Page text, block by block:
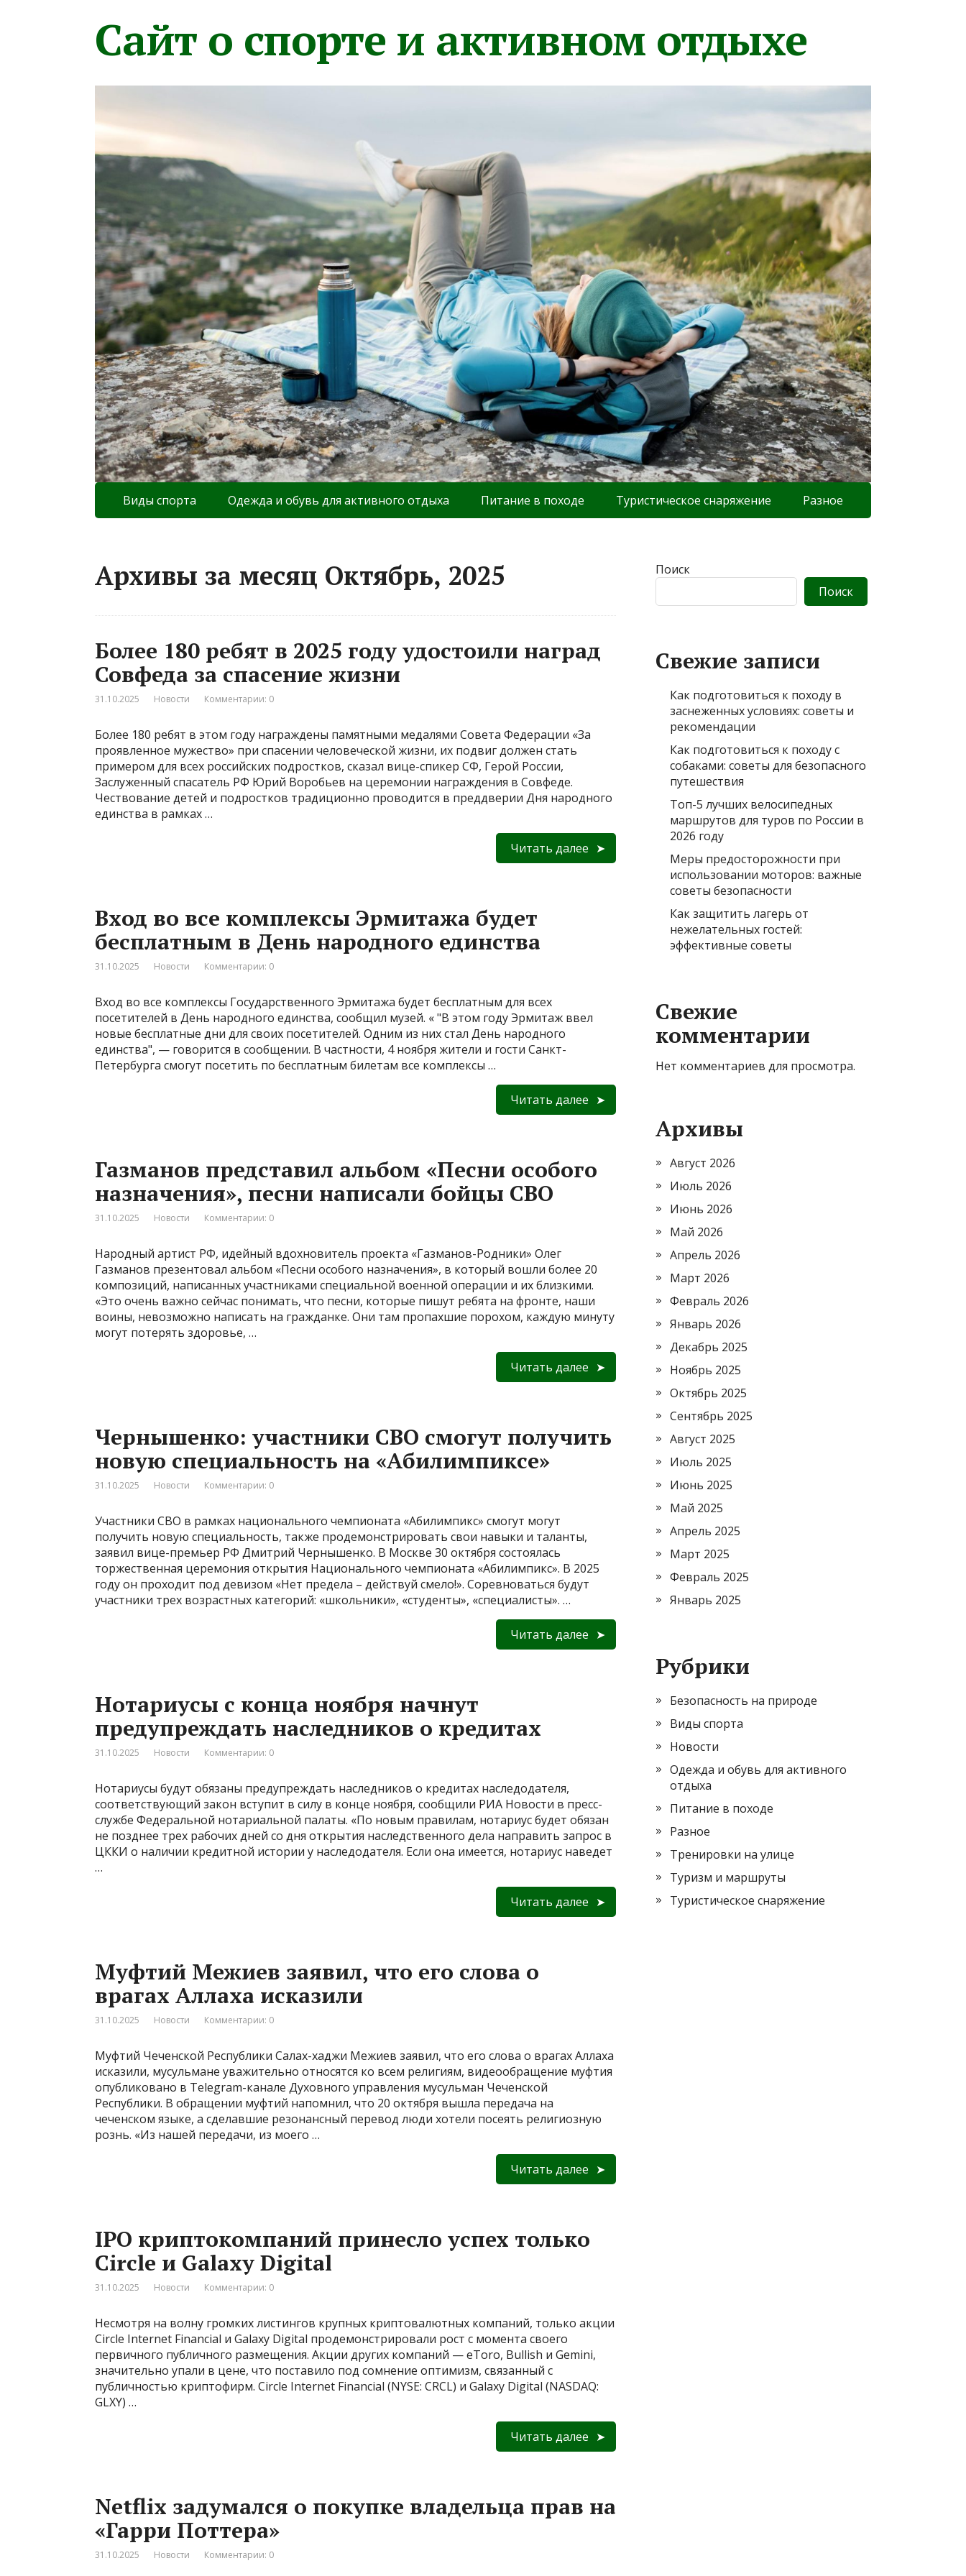
Сайт о спорте и активном отдыхе
Виды спорта Одежда и обувь для активного отдыха Питание в походе Туристическое снаряжение Разное
Архивы за месяц Октябрь, 2025
Более 180 ребят в 2025 году удостоили наград
Совфеда за спасение жизни
31.10.2025 Новости Комментарии: 0
Более 180 ребят в этом году награждены памятными медалями Совета Федерации «За
проявленное мужество» при спасении человеческой жизни, их подвиг должен стать
примером для всех российских подростков, сказал вице-спикер СФ, Герой России,
Заслуженный спасатель РФ Юрий Воробьев на церемонии награждения в Совфеде.
Чествование детей и подростков традиционно проводится в преддверии Дня народного
единства в рамках …
Читать далее
Вход во все комплексы Эрмитажа будет
бесплатным в День народного единства
31.10.2025 Новости Комментарии: 0
Вход во все комплексы Государственного Эрмитажа будет бесплатным для всех
посетителей в День народного единства, сообщил музей. « "В этом году Эрмитаж ввел
новые бесплатные дни для своих посетителей. Одним из них стал День народного
единства", — говорится в сообщении. В частности, 4 ноября жители и гости Санкт-
Петербурга смогут посетить по бесплатным билетам все комплексы …
Читать далее
Газманов представил альбом «Песни особого
назначения», песни написали бойцы СВО
31.10.2025 Новости Комментарии: 0
Народный артист РФ, идейный вдохновитель проекта «Газманов-Родники» Олег
Газманов презентовал альбом «Песни особого назначения», в который вошли более 20
композиций, написанных участниками специальной военной операции и их близкими.
«Это очень важно сейчас понимать, что песни, которые пишут ребята на фронте, наши
воины, невозможно написать на гражданке. Они там пропахшие порохом, каждую минуту
могут потерять здоровье, …
Читать далее
Чернышенко: участники СВО смогут получить
новую специальность на «Абилимпиксе»
31.10.2025 Новости Комментарии: 0
Участники СВО в рамках национального чемпионата «Абилимпикс» смогут могут
получить новую специальность, также продемонстрировать свои навыки и таланты,
заявил вице-премьер РФ Дмитрий Чернышенко. В Москве 30 октября состоялась
торжественная церемония открытия Национального чемпионата «Абилимпикс». В 2025
году он проходит под девизом «Нет предела – действуй смело!». Соревноваться будут
участники трех возрастных категорий: «школьники», «студенты», «специалисты». …
Читать далее
Нотариусы с конца ноября начнут
предупреждать наследников о кредитах
31.10.2025 Новости Комментарии: 0
Нотариусы будут обязаны предупреждать наследников о кредитах наследодателя,
соответствующий закон вступит в силу в конце ноября, сообщили РИА Новости в пресс-
службе Федеральной нотариальной палаты. «По новым правилам, нотариус будет обязан
не позднее трех рабочих дней со дня открытия наследственного дела направить запрос в
ЦККИ о наличии кредитной истории у наследодателя. Если она имеется, нотариус наведет
…
Читать далее
Муфтий Межиев заявил, что его слова о
врагах Аллаха исказили
31.10.2025 Новости Комментарии: 0
Муфтий Чеченской Республики Салах-хаджи Межиев заявил, что его слова о врагах Аллаха
исказили, мусульмане уважительно относятся ко всем религиям, видеообращение муфтия
опубликовано в Telegram-канале Духовного управления мусульман Чеченской
Республики. В обращении муфтий напомнил, что 20 октября вышла передача на
чеченском языке, а сделавшие резонансный перевод люди хотели посеять религиозную
рознь. «Из нашей передачи, из моего …
Читать далее
IPO криптокомпаний принесло успех только
Circle и Galaxy Digital
31.10.2025 Новости Комментарии: 0
Несмотря на волну громких листингов крупных криптовалютных компаний, только акции
Circle Internet Financial и Galaxy Digital продемонстрировали рост с момента своего
первичного публичного размещения. Акции других компаний — eToro, Bullish и Gemini,
значительно упали в цене, что поставило под сомнение оптимизм, связанный с
публичностью криптофирм. Circle Internet Financial (NYSE: CRCL) и Galaxy Digital (NASDAQ:
GLXY) …
Читать далее
Netflix задумался о покупке владельца прав на
«Гарри Поттера»
31.10.2025 Новости Комментарии: 0
Поиск
Поиск
Свежие записи
Как подготовиться к походу в
заснеженных условиях: советы и
рекомендации
Как подготовиться к походу с
собаками: советы для безопасного
путешествия
Топ-5 лучших велосипедных
маршрутов для туров по России в
2026 году
Меры предосторожности при
использовании моторов: важные
советы безопасности
Как защитить лагерь от
нежелательных гостей:
эффективные советы
Свежие
комментарии
Нет комментариев для просмотра.
Архивы
Август 2026
Июль 2026
Июнь 2026
Май 2026
Апрель 2026
Март 2026
Февраль 2026
Январь 2026
Декабрь 2025
Ноябрь 2025
Октябрь 2025
Сентябрь 2025
Август 2025
Июль 2025
Июнь 2025
Май 2025
Апрель 2025
Март 2025
Февраль 2025
Январь 2025
Рубрики
Безопасность на природе
Виды спорта
Новости
Одежда и обувь для активного
отдыха
Питание в походе
Разное
Тренировки на улице
Туризм и маршруты
Туристическое снаряжение